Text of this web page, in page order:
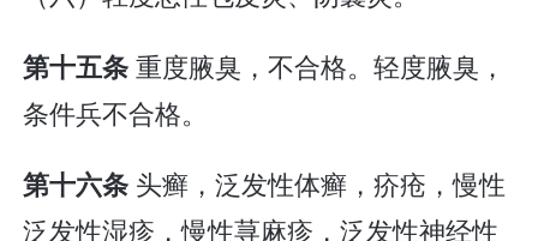
第十五条重度腋臭，不合格。轻度腋臭，
条件兵不合格。
第十六条 头癣，泛发性体癣，疥疮，慢性
泛发性湿疹，慢性荨麻疹，泛发性神经性